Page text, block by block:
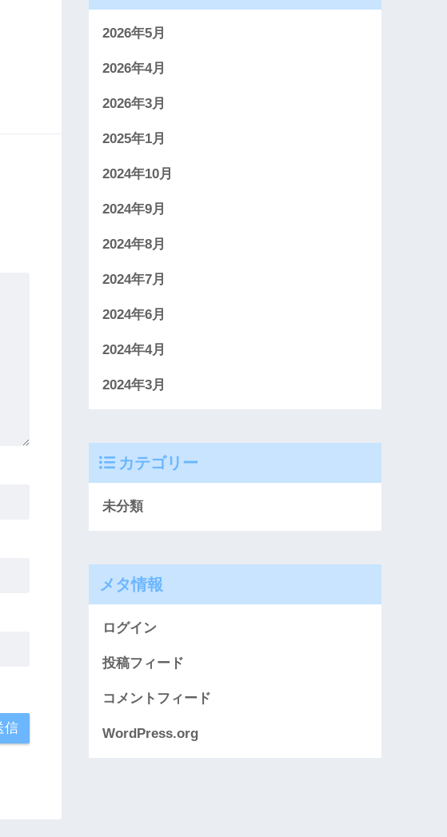
2026年5月
2026年4月
2026年3月
2025年1月
2024年10月
2024年9月
2024年8月
2024年7月
2024年6月
2024年4月
2024年3月
カテゴリー
未分類
メタ情報
ログイン
投稿フィード
コメントフィード
WordPress.org